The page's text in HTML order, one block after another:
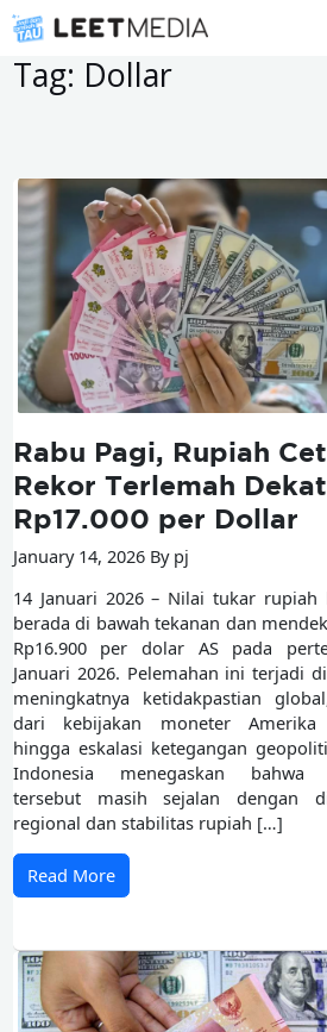
Tag: Dollar
Rabu Pagi, Rupiah
Rekor Terlemah
Rp17.000 per Dollar
January 14, 2026 By pj
14 Januari 2026 – Nilai tukar rupiah
berada di bawah tekanan dan
Rp16.900 per dolar AS pada
Januari 2026. Pelemahan ini terjadi
meningkatnya ketidakpastian
dari kebijakan moneter Amerika
hingga eskalasi ketegangan
Indonesia menegaskan bahwa
tersebut masih sejalan dengan
regional dan stabilitas rupiah […]
Read More